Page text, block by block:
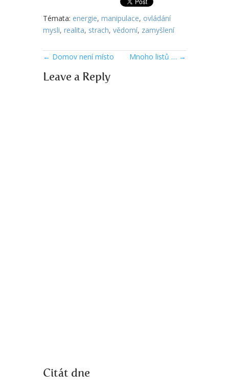
Témata: energie, manipulace, ovládání
mysli, realita, strach, vědomí, zamyšlení
← Domov není místo Mnoho listů … →
Leave a Reply
Citát dne